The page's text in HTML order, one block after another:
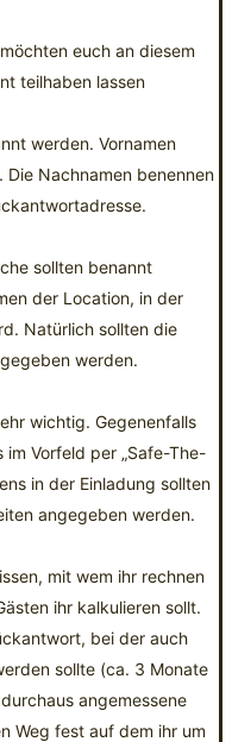
euch an diesem
teilhaben lassen
werden. Vornamen
Die Nachnamen benennen
sollten benannt
der Location, in der
Natürlich sollten die
werden.
wichtig. Gegenenfalls
Vorfeld per „Safe-The-
in der Einladung sollten
angegeben werden.
mit wem ihr rechnen
ihr kalkulieren sollt.
bei der auch
sollte (ca. 3 Monate
angemessene
Weg fest auf dem ihr um